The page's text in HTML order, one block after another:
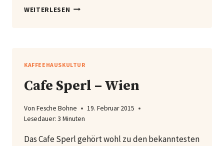
WEITERLESEN KAFFEE-
KAFFEEHAUSKULTUR
Cafe Sperl – Wien
Von Fesche Bohne
19. Februar 2015
Lesedauer: 3 Minuten
Das Cafe Sperl gehört wohl zu den bekanntesten